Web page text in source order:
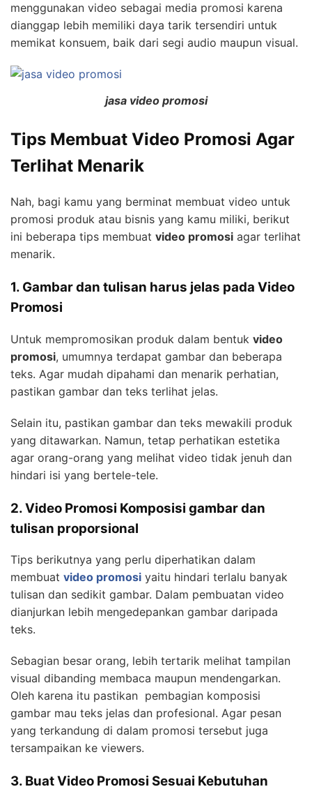
menggunakan video sebagai media promosi karena
dianggap lebih memiliki daya tarik tersendiri untuk
memikat konsuem, baik dari segi audio maupun visual.
jasa video promosi
Tips Membuat Video Promosi Agar
Terlihat Menarik
Nah, bagi kamu yang berminat membuat video untuk
promosi produk atau bisnis yang kamu miliki, berikut
ini beberapa tips membuat video promosi agar terlihat
menarik.
1. Gambar dan tulisan harus jelas pada Video
Promosi
Untuk mempromosikan produk dalam bentuk video
promosi, umumnya terdapat gambar dan beberapa
teks. Agar mudah dipahami dan menarik perhatian,
pastikan gambar dan teks terlihat jelas.
Selain itu, pastikan gambar dan teks mewakili produk
yang ditawarkan. Namun, tetap perhatikan estetika
agar orang-orang yang melihat video tidak jenuh dan
hindari isi yang bertele-tele.
2. Video Promosi Komposisi gambar dan
tulisan proporsional
Tips berikutnya yang perlu diperhatikan dalam
membuat video promosi yaitu hindari terlalu banyak
tulisan dan sedikit gambar. Dalam pembuatan video
dianjurkan lebih mengedepankan gambar daripada
teks.
Sebagian besar orang, lebih tertarik melihat tampilan
visual dibanding membaca maupun mendengarkan.
Oleh karena itu pastikan pembagian komposisi
gambar mau teks jelas dan profesional. Agar pesan
yang terkandung di dalam promosi tersebut juga
tersampaikan ke viewers.
3. Buat Video Promosi Sesuai Kebutuhan